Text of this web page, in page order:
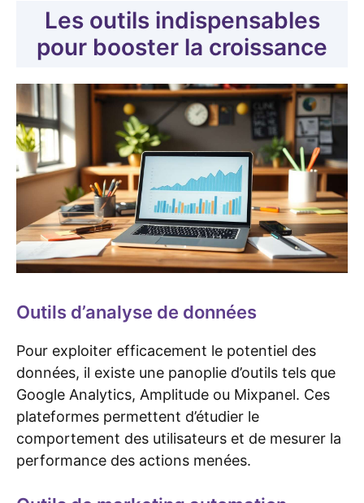
Les outils indispensables
pour booster la croissance
Outils d’analyse de données
Pour exploiter efficacement le potentiel des
données, il existe une panoplie d’outils tels que
Google Analytics, Amplitude ou Mixpanel. Ces
plateformes permettent d’étudier le
comportement des utilisateurs et de mesurer la
performance des actions menées.